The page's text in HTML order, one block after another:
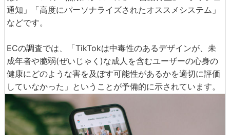
通知」「高度にパーソナライズされたオススメシステム」
などです。
ECの調査では、「TikTokは中毒性のあるデザインが、未
成年者や脆弱(ぜいじゃく)な成人を含むユーザーの心身の
健康にどのような害を及ぼす可能性があるかを適切に評価
していなかった」ということが予備的に示されています。